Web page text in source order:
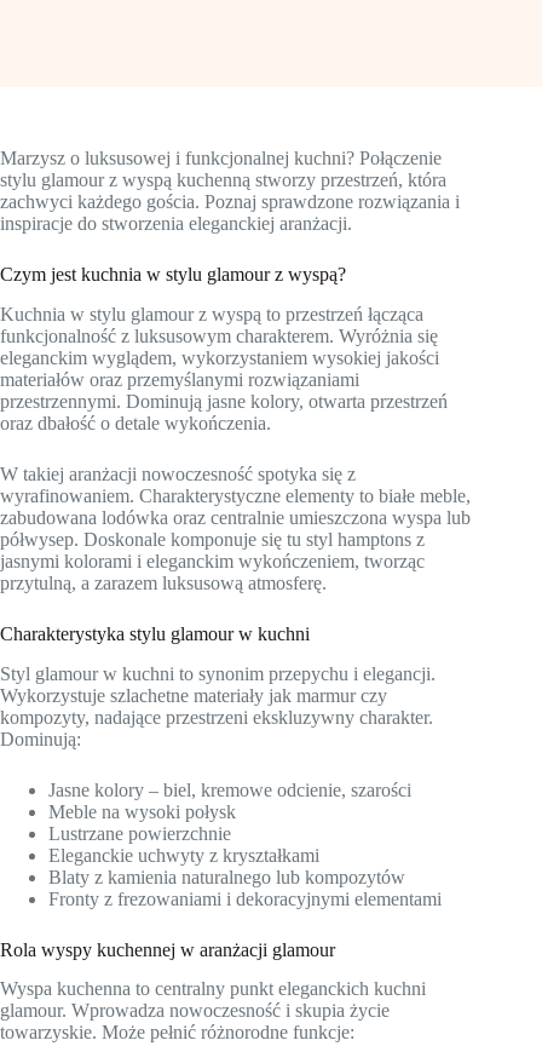
Marzysz o luksusowej i funkcjonalnej kuchni? Połączenie
stylu glamour z wyspą kuchenną stworzy przestrzeń, która
zachwyci każdego gościa. Poznaj sprawdzone rozwiązania i
inspiracje do stworzenia eleganckiej aranżacji.
Czym jest kuchnia w stylu glamour z wyspą?
Kuchnia w stylu glamour z wyspą to przestrzeń łącząca
funkcjonalność z luksusowym charakterem. Wyróżnia się
eleganckim wyglądem, wykorzystaniem wysokiej jakości
materiałów oraz przemyślanymi rozwiązaniami
przestrzennymi. Dominują jasne kolory, otwarta przestrzeń
oraz dbałość o detale wykończenia.
W takiej aranżacji nowoczesność spotyka się z
wyrafinowaniem. Charakterystyczne elementy to białe meble,
zabudowana lodówka oraz centralnie umieszczona wyspa lub
półwysep. Doskonale komponuje się tu styl hamptons z
jasnymi kolorami i eleganckim wykończeniem, tworząc
przytulną, a zarazem luksusową atmosferę.
Charakterystyka stylu glamour w kuchni
Styl glamour w kuchni to synonim przepychu i elegancji.
Wykorzystuje szlachetne materiały jak marmur czy
kompozyty, nadające przestrzeni ekskluzywny charakter.
Dominują:
Jasne kolory – biel, kremowe odcienie, szarości
Meble na wysoki połysk
Lustrzane powierzchnie
Eleganckie uchwyty z kryształkami
Blaty z kamienia naturalnego lub kompozytów
Fronty z frezowaniami i dekoracyjnymi elementami
Rola wyspy kuchennej w aranżacji glamour
Wyspa kuchenna to centralny punkt eleganckich kuchni
glamour. Wprowadza nowoczesność i skupia życie
towarzyskie. Może pełnić różnorodne funkcje: